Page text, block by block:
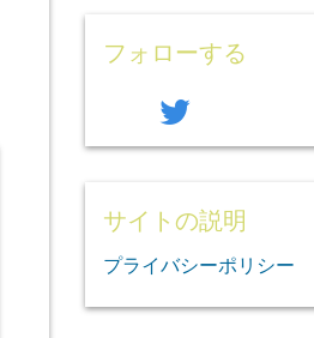
フォローする
twitter
サイトの説明
プライバシーポリシー